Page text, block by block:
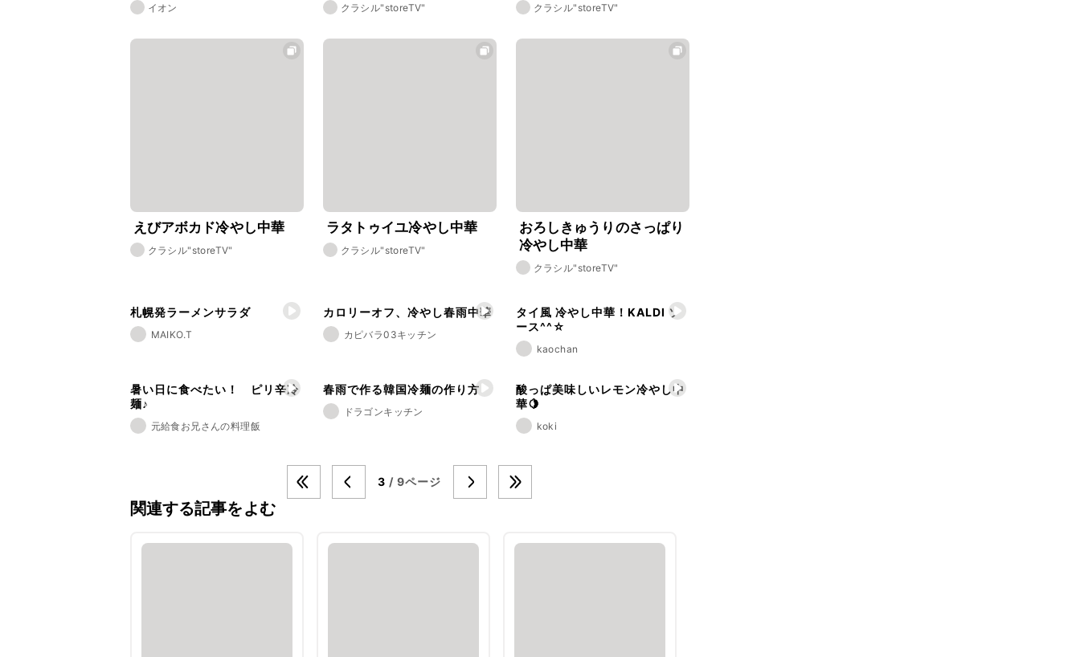
イオン クラシル"storeTV" クラシル"storeTV"
えびアボカド冷やし中華
クラシル"storeTV"
ラタトゥイユ冷やし中華
クラシル"storeTV"
おろしきゅうりのさっぱり
冷やし中華
クラシル"storeTV"
札幌発ラーメンサラダ
MAIKO.T
カロリーオフ、冷やし春雨中華
カピバラ03キッチン
タイ風 冷やし中華！KALDI ソ
ース^^☆
kaochan
暑い日に食べたい！ ピリ辛冷
麺♪
元給食お兄さんの料理飯
春雨で作る韓国冷麺の作り方
ドラゴンキッチン
酸っぱ美味しいレモン冷やし中
華🍋
koki
3 / 9ページ
関連する記事をよむ